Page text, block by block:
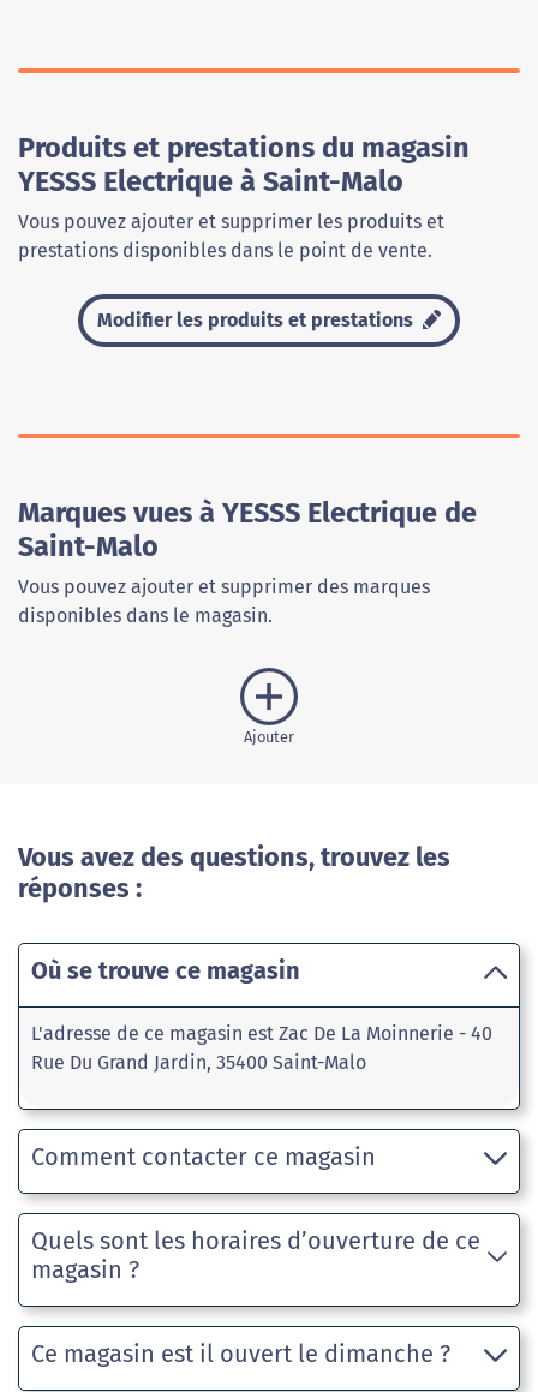
Produits et prestations du magasin
YESSS Electrique à Saint-Malo
Vous pouvez ajouter et supprimer les produits et
prestations disponibles dans le point de vente.
Modifier les produits et prestations
Marques vues à YESSS Electrique de
Saint-Malo
Vous pouvez ajouter et supprimer des marques
disponibles dans le magasin.
Ajouter
Vous avez des questions, trouvez les
réponses :
Où se trouve ce magasin
L'adresse de ce magasin est Zac De La Moinnerie - 40
Rue Du Grand Jardin, 35400 Saint-Malo
Comment contacter ce magasin
Quels sont les horaires d’ouverture de ce
magasin ?
Ce magasin est il ouvert le dimanche ?